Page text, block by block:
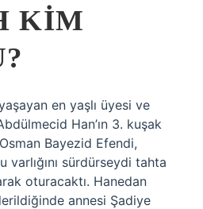
KIM
en yaşlı üyesi ve
Han’ın 3. kuşak
Bayezid Efendi,
varlığını sürdürseydi tahta
oturacaktı. Hanedan
annesi Şadiye